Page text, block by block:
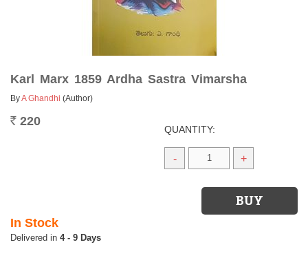
Karl Marx 1859 Ardha Sastra Vimarsha
ByA Ghandhi (Author)
Rs. 220
QUANTITY:
- +
In Stock
4 - 9 Days